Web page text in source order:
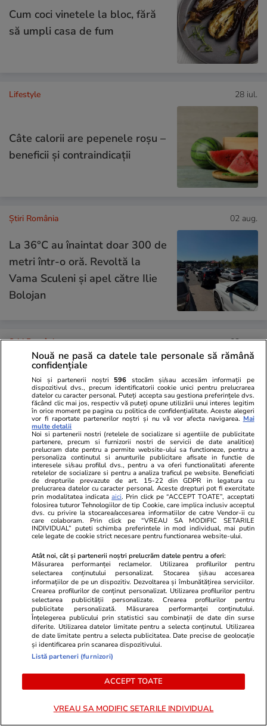
Cum coci vinetele la bloc, fără
să umpli casa de fum
Lifestyle 28 iul.
Câte calorii are pepenele roșu –
beneficii și contraindicații
Știri România 02 aug.
La 36°C au înaintat doar 300 de
metri într-o oră. Revoltă la
Vama Sculeni și apel către Ilie
Bolojan
Știri România 02 aug.
Procurorul CSM Claudiu Sandu,
reacție dură după ce procesul
lui Robert Negoiță, cu prejudiciu
de 100 de milioane de euro, se
reia de la zero: „Favorizarea
făptuitorului”
Interviu
Știri România 02 aug.
Cum ne putem detașa de grijile
și stresul de zi cu zi când
plecăm în vacanță. Andreea
dăm voie, pentru o perioadă, să
nu fim permanent în modul de
rezolvare a problemelor”
Știri România 02 aug.
Intervenții ale salvamontiștilor
din Sibiu: parapantist blocat în
copac și copil de 10 ani rănit în
Nouă ne pasă ca datele tale personale să rămână
confidențiale
Noi și partenerii noștri 596 stocăm și/sau accesăm informații pe
dispozitivul dvs., precum identificatorii cookie unici pentru prelucrarea
datelor cu caracter personal. Puteți accepta sau gestiona preferințele dvs.
făcând clic mai jos, respectiv vă puteți opune utilizării unui interes legitim
în orice moment pe pagina cu politica de confidențialitate. Aceste alegeri
vor fi raportate partenerilor noștri și nu vă vor afecta navigarea. Mai
multe detalii
Noi si partenerii nostri (retelele de socializare si agentiile de publicitate
partenere, precum si furnizorii nostri de servicii de date analitice)
prelucram date pentru a permite website-ului sa functioneze, pentru a
personaliza continutul si anunturile publicitare afisate in functie de
interesele si/sau profilul dvs., pentru a va oferi functionalitati aferente
retelelor de socializare si pentru a analiza traficul pe website. Beneficiati
de drepturile prevazute de art. 15-22 din GDPR in legatura cu
prelucrarea datelor cu caracter personal. Aceste drepturi pot fi exercitate
prin modalitatea indicataaici. Prin click pe “ACCEPT TOATE”, acceptati
folosirea tuturor Tehnologiilor de tip Cookie, care implica inclusiv acceptul
dvs. cu privire la stocarea/accesarea informatiilor de catre Vendor-ii cu
care colaboram. Prin click pe “VREAU SA MODIFIC SETARILE
INDIVIDUAL” puteti schimba preferintele in mod individual, mai putin
cele legate de cookie strict necesare pentru functionarea website-ului.
Atât noi, cât și partenerii noștri prelucrăm datele pentru a oferi:
Măsurarea performanței reclamelor. Utilizarea profilurilor pentru
selectarea conținutului personalizat. Stocarea și/sau accesarea
informațiilor de pe un dispozitiv. Dezvoltarea și îmbunătățirea serviciilor.
Crearea profilurilor de conținut personalizat. Utilizarea profilurilor pentru
selectarea publicității personalizate. Crearea profilurilor pentru
publicitate personalizată. Măsurarea performanței conținutului.
Înțelegerea publicului prin statistici sau combinații de date din surse
diferite. Utilizarea datelor limitate pentru a selecta conținutul. Utilizarea
de date limitate pentru a selecta publicitatea. Date precise de geolocație
și identificarea prin scanarea dispozitivului.
Listă parteneri (furnizori)
ACCEPT TOATE
VREAU SA MODIFIC SETARILE INDIVIDUAL